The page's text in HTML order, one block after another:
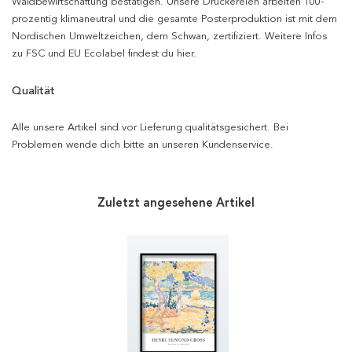
prozentig klimaneutral und die gesamte Posterproduktion ist mit dem
Nordischen Umweltzeichen, dem Schwan, zertifiziert. Weitere Infos
zu FSC und EU Ecolabel findest du hier.
Qualität
Alle unsere Artikel sind vor Lieferung qualitätsgesichert. Bei
Problemen wende dich bitte an unseren Kundenservice.
Zuletzt angesehene Artikel